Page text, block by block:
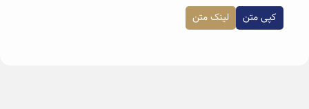
کپی متن لینک متن